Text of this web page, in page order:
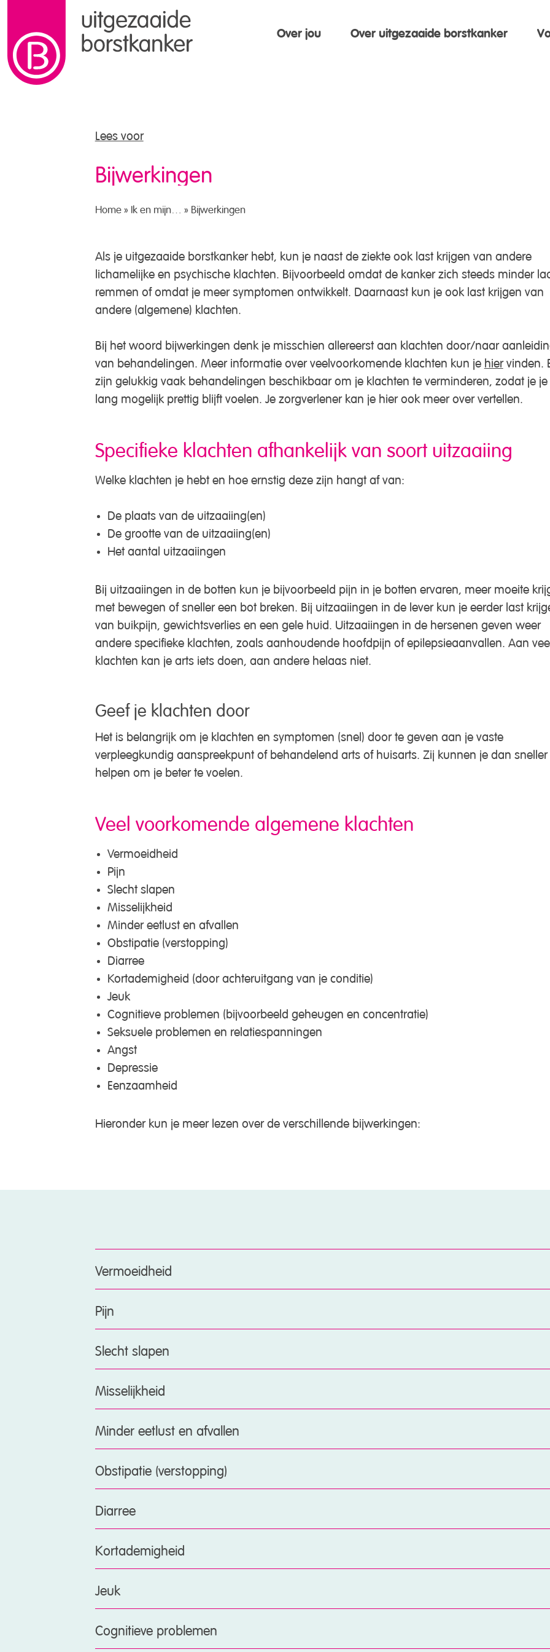
naar de inhoud
Over jou
Over uitgezaaide borstkanker
Lees voor
Bijwerkingen
Home » Ik en mijn… » Bijwerkingen
Als je uitgezaaide borstkanker hebt, kun je naast de ziekte ook last krijgen van andere
lichamelijke en psychische klachten. Bijvoorbeeld omdat de kanker zich steeds minder
remmen of omdat je meer symptomen ontwikkelt. Daarnaast kun je ook last krijgen van
andere (algemene) klachten.
Bij het woord bijwerkingen denk je misschien allereerst aan klachten door/naar
van behandelingen. Meer informatie over veelvoorkomende klachten kun je hiervinden.
zijn gelukkig vaak behandelingen beschikbaar om je klachten te verminderen, zodat je je
lang mogelijk prettig blijft voelen. Je zorgverlener kan je hier ook meer over vertellen.
Specifieke klachten afhankelijk van soort uitzaaiing
Welke klachten je hebt en hoe ernstig deze zijn hangt af van:
De plaats van de uitzaaiing(en)
De grootte van de uitzaaiing(en)
Het aantal uitzaaiingen
Bij uitzaaiingen in de botten kun je bijvoorbeeld pijn in je botten ervaren, meer moeite
met bewegen of sneller een bot breken. Bij uitzaaiingen in de lever kun je eerder last
van buikpijn, gewichtsverlies en een gele huid. Uitzaaiingen in de hersenen geven weer
andere specifieke klachten, zoals aanhoudende hoofdpijn of epilepsieaanvallen. Aan veel
klachten kan je arts iets doen, aan andere helaas niet.
Geef je klachten door
Het is belangrijk om je klachten en symptomen (snel) door te geven aan je vaste
verpleegkundig aanspreekpunt of behandelend arts of huisarts. Zij kunnen je dan sneller
helpen om je beter te voelen.
Veel voorkomende algemene klachten
Vermoeidheid
Pijn
Slecht slapen
Misselijkheid
Minder eetlust en afvallen
Obstipatie (verstopping)
Diarree
Kortademigheid (door achteruitgang van je conditie)
Jeuk
Cognitieve problemen (bijvoorbeeld geheugen en concentratie)
Seksuele problemen en relatiespanningen
Angst
Depressie
Eenzaamheid
Hieronder kun je meer lezen over de verschillende bijwerkingen:
Vermoeidheid
Pijn
Slecht slapen
Misselijkheid
Minder eetlust en afvallen
Obstipatie (verstopping)
Diarree
Kortademigheid
Jeuk
Cognitieve problemen